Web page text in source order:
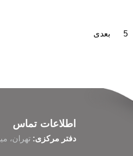
5 بعدی
اطلاعات تماس
دفتر مرکزی:تهران،